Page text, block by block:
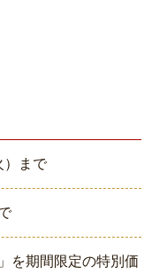
）まで
を期間限定の特別価